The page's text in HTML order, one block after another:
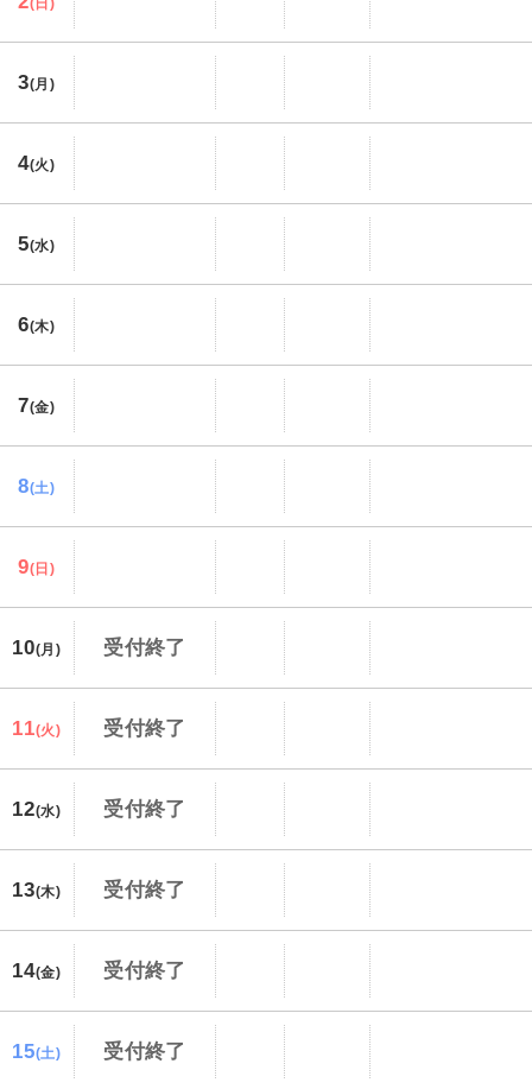
3(月)
4(火)
5(水)
6(木)
7(金)
8(土)
9(日)
10(月) 受付終了
11(火) 受付終了
12(水) 受付終了
13(木) 受付終了
14(金) 受付終了
15(土) 受付終了